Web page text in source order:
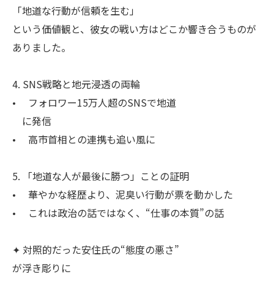
「地道な行動が信頼を生む」
という価値観と、彼女の戦い方はどこか響き合うものが
ありました。
4. SNS戦略と地元浸透の両輪
• フォロワー15万人超のSNSで地道
に発信
• 高市首相との連携も追い風に
5. 「地道な人が最後に勝つ」ことの証明
• 華やかな経歴より、泥臭い行動が票を動かした
• これは政治の話ではなく、“仕事の本質”の話
✦ 対照的だった安住氏の“態度の悪さ”
が浮き彫りに